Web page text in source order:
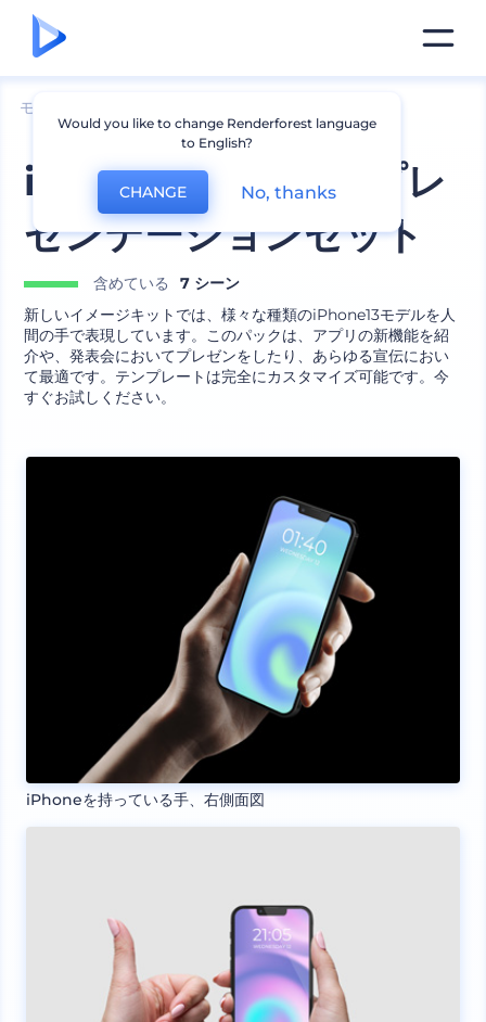
モックアップ
iPhone13アプリのプレ
ゼンテーションセット
含めている
7 シーン
新しいイメージキットでは、様々な種類のiPhone13モデルを人
間の手で表現しています。このパックは、アプリの新機能を紹
介や、発表会においてプレゼンをしたり、あらゆる宣伝におい
て最適です。テンプレートは完全にカスタマイズ可能です。今
すぐお試しください。
iPhoneを持っている手、右側面図
Would you like to change Renderforest language
to English?
CHANGE No, thanks